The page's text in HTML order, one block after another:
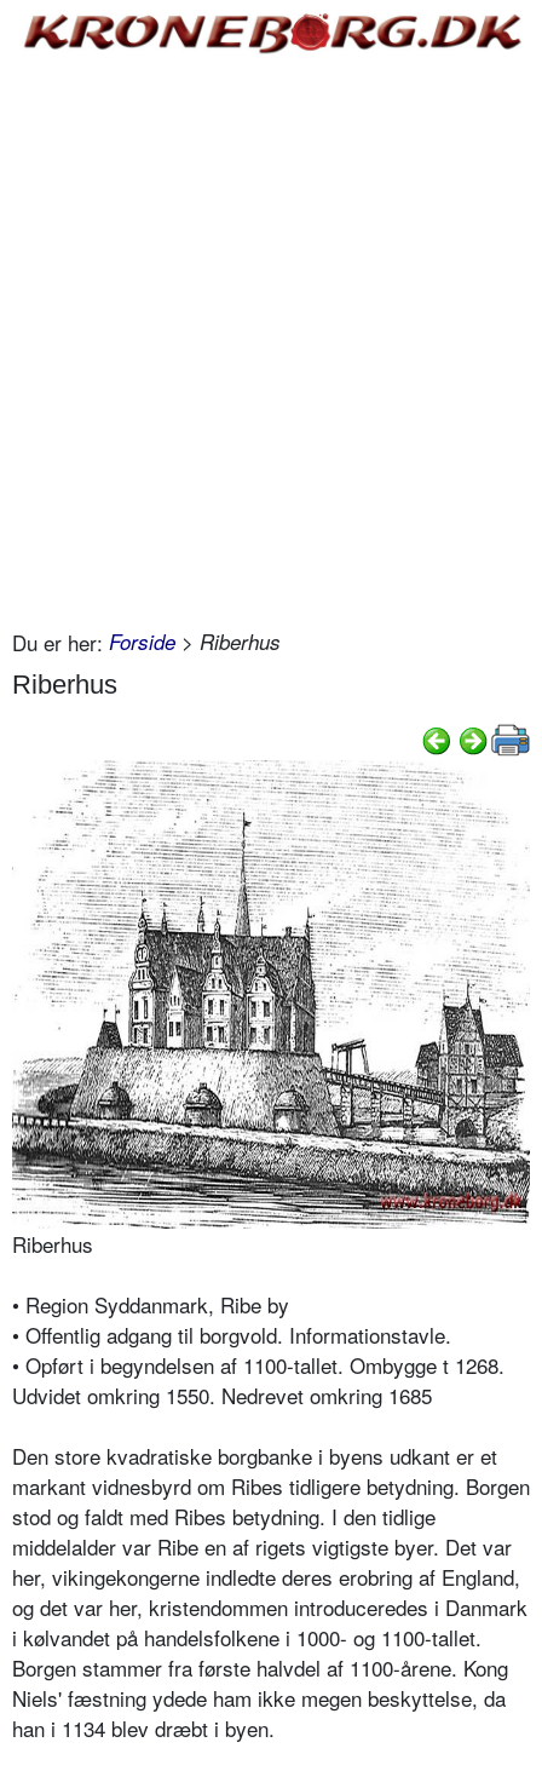
Du er her: Forside > Riberhus
Riberhus
Riberhus
• Region Syddanmark, Ribe by
• Offentlig adgang til borgvold. Informationstavle.
• Opført i begyndelsen af 1100-tallet. Ombygge t 1268.
Udvidet omkring 1550. Nedrevet omkring 1685
Den store kvadratiske borgbanke i byens udkant er et
markant vidnesbyrd om Ribes tidligere betydning. Borgen
stod og faldt med Ribes betydning. I den tidlige
middelalder var Ribe en af rigets vigtigste byer. Det var
her, vikingekongerne indledte deres erobring af England,
og det var her, kristendommen introduceredes i Danmark
i kølvandet på handelsfolkene i 1000- og 1100-tallet.
Borgen stammer fra første halvdel af 1100-årene. Kong
Niels' fæstning ydede ham ikke megen beskyttelse, da
han i 1134 blev dræbt i byen.